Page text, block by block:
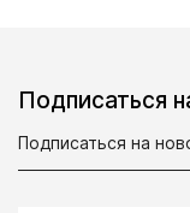
Подписаться